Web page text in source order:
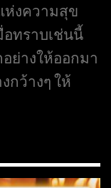
ห่งความสุข
อทราบเช่นนี้
ย่างให้ออกมา
กว้างๆ ให้